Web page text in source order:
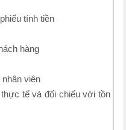
tính tiền
hàng
viên
tế và đối chiếu với tồn